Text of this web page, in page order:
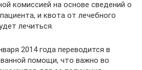
комиссией на основе сведений о
и квота от лечебного
лечиться.
2014 года переводится в
помощи, что важно во